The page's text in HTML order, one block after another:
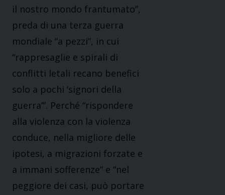
il nostro mondo frantumato”,
preda di una terza guerra
mondiale “a pezzi”, in cui
“rappresaglie e spirali di
conflitti letali recano benefici
solo a pochi ‘signori della
guerra’”. Perché “rispondere
alla violenza con la violenza
conduce, nella migliore delle
ipotesi, a migrazioni forzate e
a immani sofferenze” e “nel
peggiore dei casi, può portare